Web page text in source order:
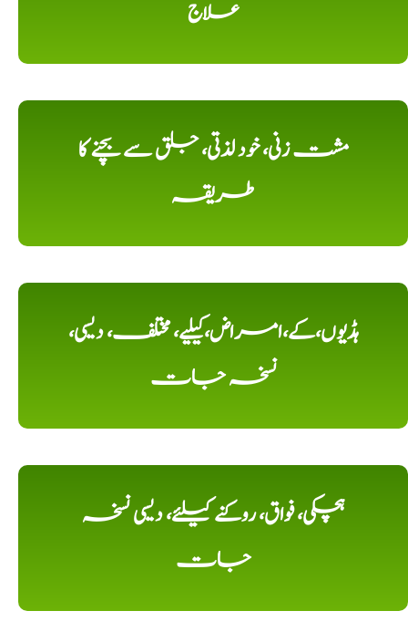
علاج
مشت زنی، خود لذتی، جلق سے بچنے کا
طریقہ
ہڈیوں،کے،امراض،کیلیے، مختلف، دیسی،
نسخہ جات
ہچکی، فواق، روکنے کیلئے، دیسی نسخہ
جات